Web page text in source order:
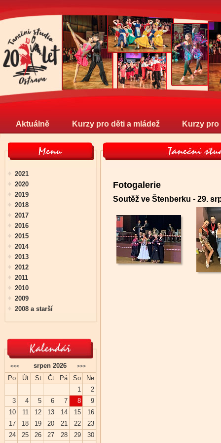
Aktuálně Kurzy pro děti a mládež Kurzy
Fotogalerie
Soutěž ve Štenberku - 29.
2021
2020
2019
2018
2017
2016
2015
2014
2013
2012
2011
2010
2009
2008 a starší
<<< >>>
srpen 2026
Po
Út St Čt Pá So
Ne
1
2
3
4 5 6 7 8
9
10
11 12 13 14 15
16
17
18 19 20 21 22
23
24
25 26 27 28 29
30